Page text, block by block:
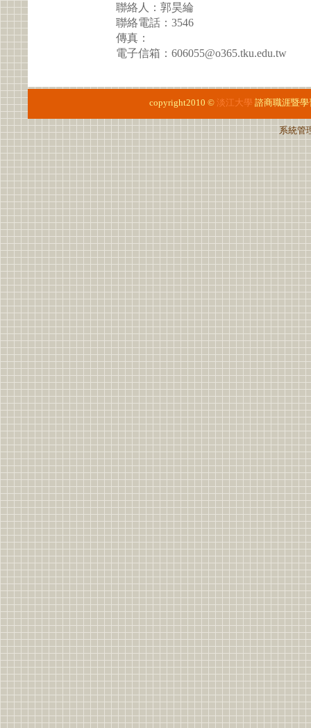
聯絡人：郭昊綸
聯絡電話：3546
傳真：
電子信箱：606055@o365.tku.edu.tw
copyright2010 © 淡江大學 諮商職涯暨
系統管